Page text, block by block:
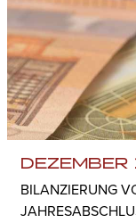
BILANZIERUNG